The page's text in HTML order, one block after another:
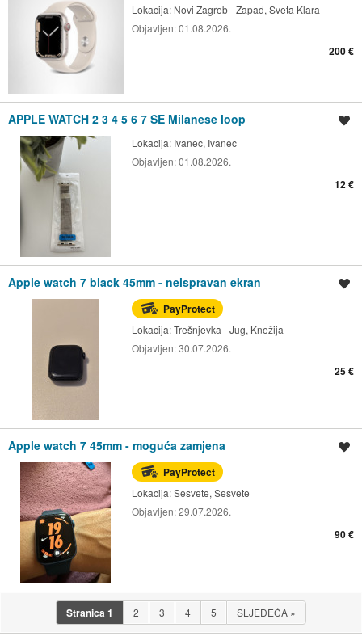
Lokacija: Novi Zagreb - Zapad, Sveta Klara
Objavljen:01.08.2026.
200 €
APPLE WATCH 2 3 4 5 6 7 SE Milanese loop
Lokacija: Ivanec, Ivanec
Objavljen:01.08.2026.
12 €
Apple watch 7 black 45mm - neispravan ekran
PayProtect
Lokacija:Trešnjevka - Jug, Knežija
Objavljen:30.07.2026.
25 €
Apple watch 7 45mm - moguća zamjena
PayProtect
Lokacija:Sesvete, Sesvete
Objavljen:29.07.2026.
90 €
Stranica1 2 3 4 5 SLJEDEĆA »